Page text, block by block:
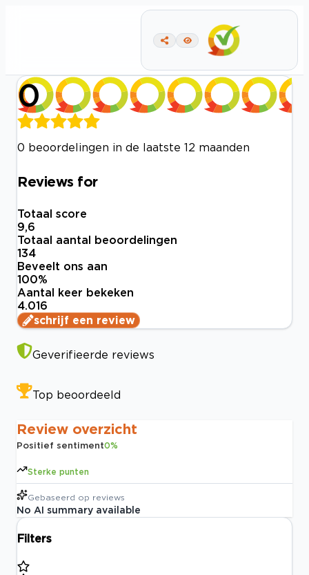
0
0 beoordelingen in de laatste 12 maanden
Reviews for
Totaal score
9,6
Totaal aantal beoordelingen
134
Beveelt ons aan
100%
Aantal keer bekeken
4.016
schrijf een review
Geverifieerde reviews
Top beoordeeld
Review overzicht
Positief sentiment0%
Sterke punten
Gebaseerd op reviews
No AI summary available
Filters